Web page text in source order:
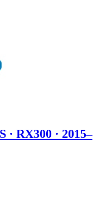
· RX300 · 2015–